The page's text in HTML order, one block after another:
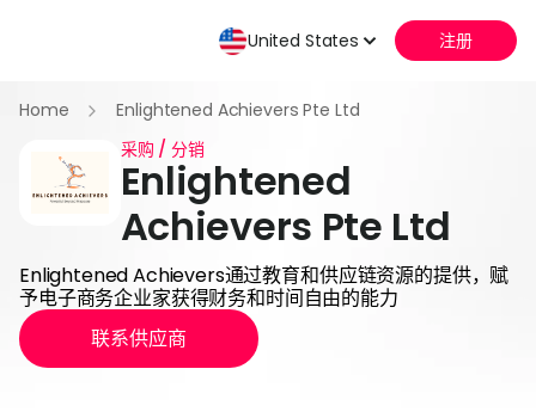
Home
Enlightened Achievers Pte Ltd
采购 / 分销
Enlightened
Achievers Pte Ltd
Enlightened Achievers通过教育和供应链资源的提供，赋
予电子商务企业家获得财务和时间自由的能力
联系供应商
United States 注册